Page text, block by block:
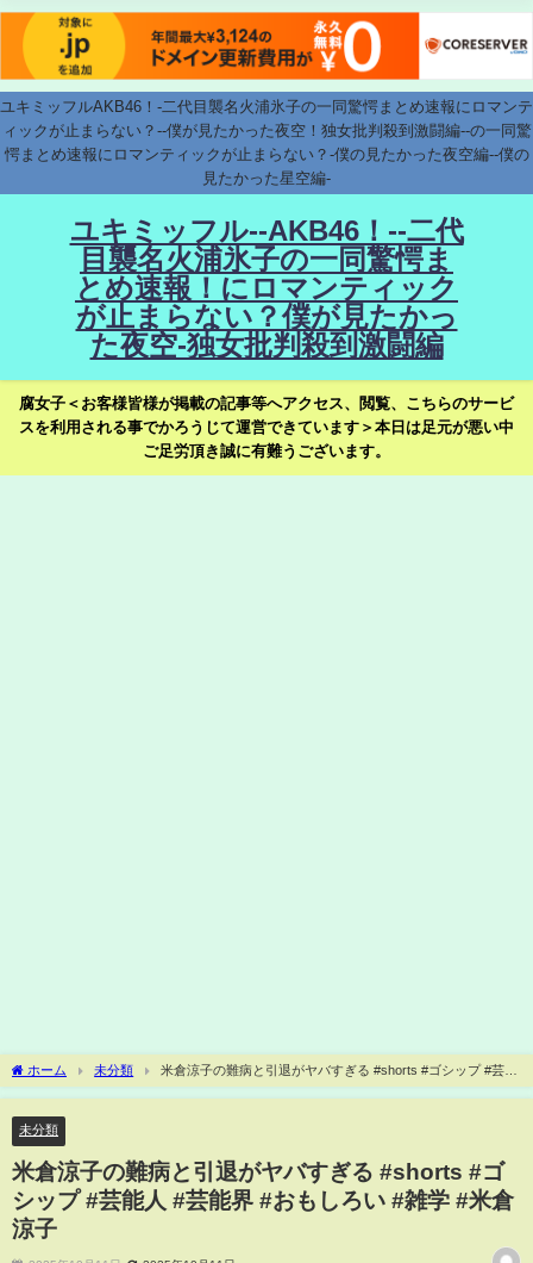
ユキミッフルAKB46！-二代目襲名火浦氷子の一同驚愕まとめ速報にロマンテ
ィックが止まらない？--僕が見たかった夜空！独女批判殺到激闘編--の一同驚
愕まとめ速報にロマンティックが止まらない？-僕の見たかった夜空編--僕の
見たかった星空編-
ユキミッフル--AKB46！--二代
目襲名火浦氷子の一同驚愕ま
とめ速報！にロマンティック
が止まらない？僕が見たかっ
た夜空-独女批判殺到激闘編
腐女子＜お客様皆様が掲載の記事等へアクセス、閲覧、こちらのサービ
スを利用される事でかろうじて運営できています＞本日は足元が悪い中
ご足労頂き誠に有難うございます。
ホーム 未分類
米倉涼子の難病と引退がヤバすぎる #shorts #ゴシップ #芸能
人 #芸能界 #おもしろい #雑学 #米倉涼子
未分類
米倉涼子の難病と引退がヤバすぎる #shorts #ゴ
シップ #芸能人 #芸能界 #おもしろい #雑学 #米倉
涼子